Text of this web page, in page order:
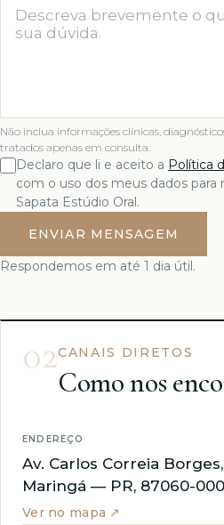
Não inclua informações clínicas,
tratados apenas em consulta.
Declaro que li e aceito a Política
com o uso dos meus dados
Sapata Estúdio Oral.
ENVIAR MENSAGEM
Respondemos em até 1 dia útil.
02CANAIS DIRETOS
Como nos
ENDEREÇO
Av. Carlos Correia Borges,
Maringá — PR, 87060-000
Ver no mapa ↗